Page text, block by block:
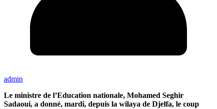
admin
Le ministre de l’Education nationale, Mohamed Seghir
Sadaoui, a donné, mardi, depuis la wilaya de Djelfa, le coup